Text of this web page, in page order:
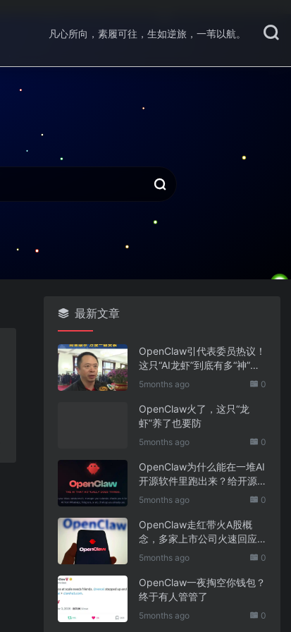
凡心所向，素履可往，生如逆旅，一苇以航。
最新文章
OpenClaw引代表委员热议！
这只“AI龙虾”到底有多“神”？
｜科技观察
5months ago 0
OpenClaw火了，这只“龙
虾”养了也要防
5months ago 0
OpenClaw为什么能在一堆AI
开源软件里跑出来？给开源
项目的三点启示
5months ago 0
OpenClaw走红带火A股概
念，多家上市公司火速回应
业务布局
5months ago 0
OpenClaw一夜掏空你钱包？
终于有人管管了
5months ago 0